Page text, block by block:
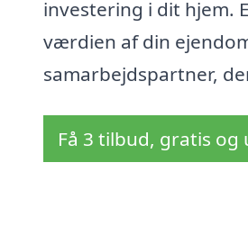
investering i dit hjem.
værdien af din
samarbejdspartner,
Få 3 tilbud, gratis